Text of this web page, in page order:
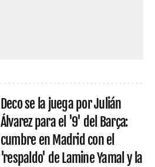
Deco se la juega por Julián
Álvarez para el '9' del Barça:
cumbre en Madrid con el
'respaldo' de Lamine Yamal y la